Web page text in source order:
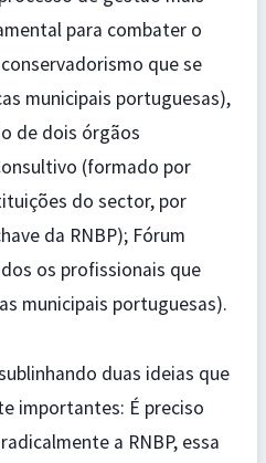
para combater o
que se
municipais portuguesas),
de dois órgãos
(formado por
do sector, por
da RNBP); Fórum
os profissionais que
municipais portuguesas).
duas ideias que
importantes: É preciso
a RNBP, essa